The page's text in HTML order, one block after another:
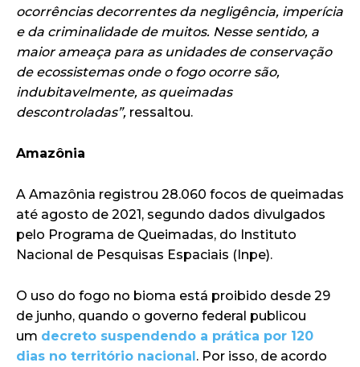
ocorrências decorrentes da negligência, imperícia
e da criminalidade de muitos. Nesse sentido, a
maior ameaça para as unidades de conservação
de ecossistemas onde o fogo ocorre são,
indubitavelmente, as queimadas
descontroladas”, ressaltou.
Amazônia
A Amazônia registrou 28.060 focos de queimadas
até agosto de 2021, segundo dados divulgados
pelo Programa de Queimadas, do Instituto
Nacional de Pesquisas Espaciais (Inpe).
O uso do fogo no bioma está proibido desde 29
de junho, quando o governo federal publicou
um decreto suspendendo a prática por 120
dias no território nacional. Por isso, de acordo